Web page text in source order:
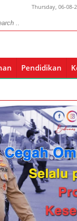
Thursday, 06-08-
AKN Tergenang Air
Pendidikan